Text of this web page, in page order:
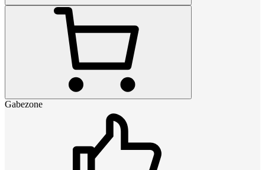
Gabezone